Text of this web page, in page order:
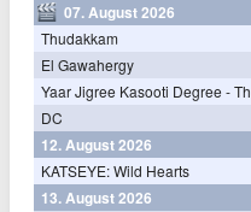
07. August 2026
Thudakkam
El Gawahergy
Yaar Jigree Kasooti Degree -
DC
12. August 2026
KATSEYE: Wild Hearts
13. August 2026